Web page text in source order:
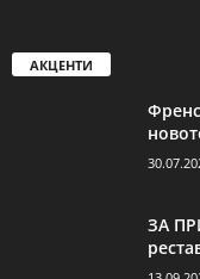
АКЦЕНТИ
ЗА